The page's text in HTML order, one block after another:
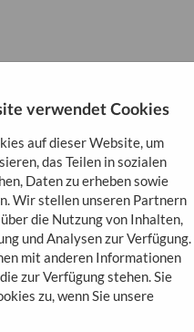
BÜCHER BUSINESS
verwendet Cookies
auf dieser Website, um
das Teilen in sozialen
Daten zu erheben sowie
Wir stellen unseren Partnern
die Nutzung von Inhalten,
und Analysen zur Verfügung.
mit anderen Informationen
zur Verfügung stehen. Sie
zu, wenn Sie unsere